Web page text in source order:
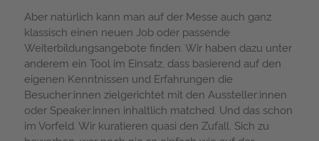
Aber natürlich kann man auf der Messe auch ganz
klassisch einen neuen Job oder passende
Weiterbildungsangebote finden. Wir haben dazu unter
anderem ein Tool im Einsatz, dass basierend auf den
eigenen Kenntnissen und Erfahrungen die
Besucher:innen zielgerichtet mit den Aussteller:innen
oder Speaker:innen inhaltlich matched. Und das schon
im Vorfeld. Wir kuratieren quasi den Zufall. Sich zu